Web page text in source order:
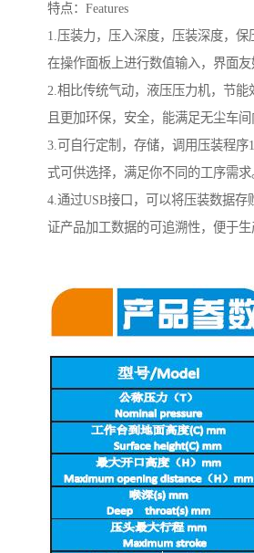
特点：Features
1.压装力，压入深度，压装深度，保
在操作面板上进行数值输入，界面友
2.相比传统气动，液压压力机，节能
且更加环保，安全，能满足无尘车
3.可自行定制，存储，调用压装程序
式可供选择，满足你不同的工序需求
4.通过USB接口，可以将压装数据存
证产品加工数据的可追溯性，便于生